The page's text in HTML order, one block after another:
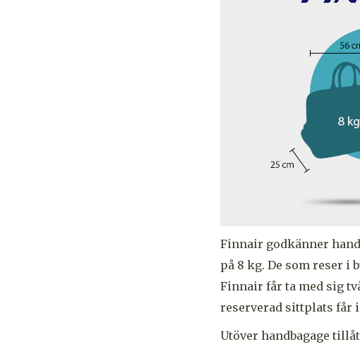
Finnair godkänner
på 8 kg. De som reser
Finnair får ta med sig
reserverad sittplats får
Utöver handbagage